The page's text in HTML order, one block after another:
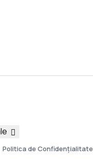
Politica de Confidențialitate